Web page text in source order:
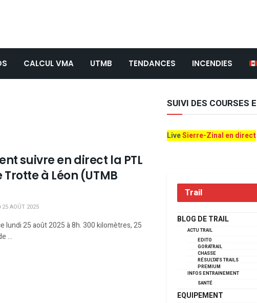
CALCUL VMA UTMB TENDANCES INCENDIES
suivre en direct la PTL
Trotte à Léon (UTMB
25 AOÛT 2025
lundi 25 août 2025 à 8h. 300 kilomètres, 25
...
SUIVI DES COURSES
LiveSierre-Zinal en direct
Trail
BLOG DE TRAIL
ACTU TRAIL
EDITO
GORATRAIL
CHASSE
RÉSULTATS TRAILS
PREMIUM
INFOS ENTRAINEMENT
SANTÉ
EQUIPEMENT